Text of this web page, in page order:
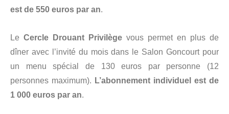
est de 550 euros par an.
Le Cercle Drouant Privilège vous permet en plus de
dîner avec l’invité du mois dans le Salon Goncourt pour
un menu spécial de 130 euros par personne (12
personnes maximum). L’abonnement individuel est de
1 000 euros par an.